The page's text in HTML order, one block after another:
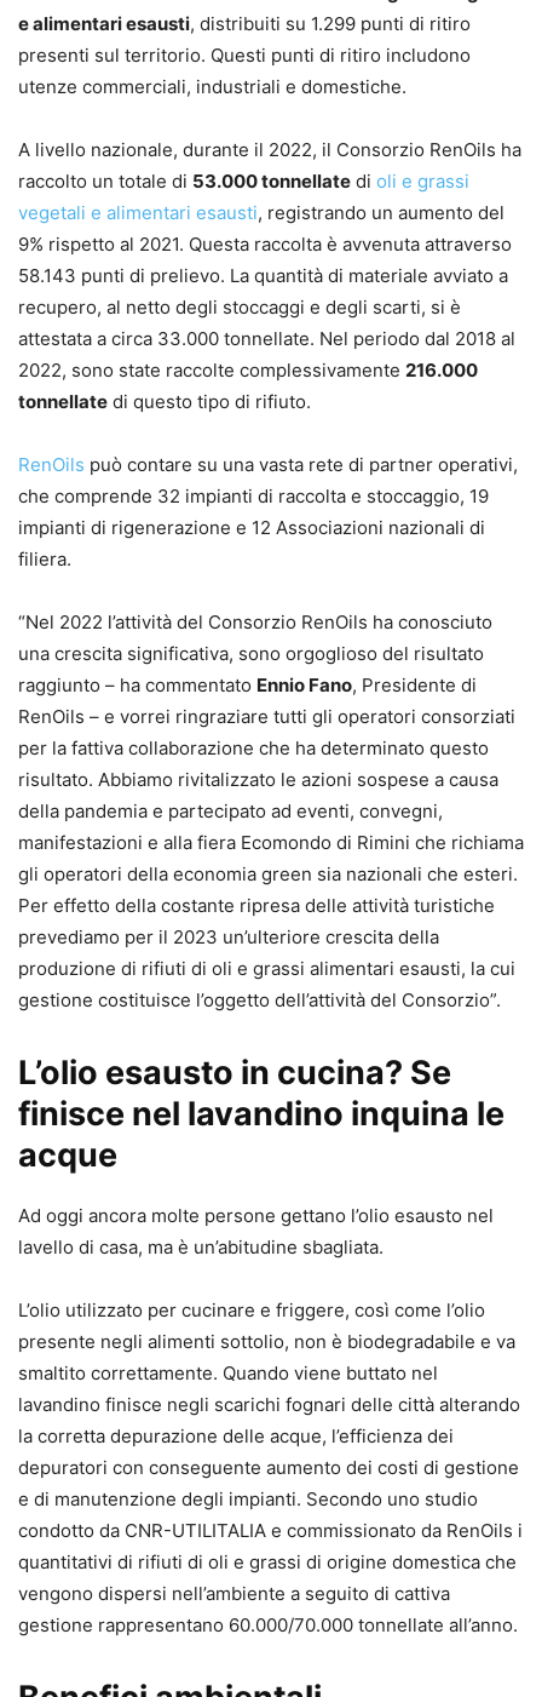
e alimentari esausti, distribuiti su 1.299 punti di ritiro
presenti sul territorio. Questi punti di ritiro includono
utenze commerciali, industriali e domestiche.
A livello nazionale, durante il 2022, il Consorzio RenOils ha
raccolto un totale di 53.000 tonnellate di oli e grassi
vegetali e alimentari esausti, registrando un aumento del
9% rispetto al 2021. Questa raccolta è avvenuta attraverso
58.143 punti di prelievo. La quantità di materiale avviato a
recupero, al netto degli stoccaggi e degli scarti, si è
attestata a circa 33.000 tonnellate. Nel periodo dal 2018 al
2022, sono state raccolte complessivamente 216.000
tonnellate di questo tipo di rifiuto.
RenOils può contare su una vasta rete di partner operativi,
che comprende 32 impianti di raccolta e stoccaggio, 19
impianti di rigenerazione e 12 Associazioni nazionali di
filiera.
“Nel 2022 l’attività del Consorzio RenOils ha conosciuto
una crescita significativa, sono orgoglioso del risultato
raggiunto – ha commentato Ennio Fano, Presidente di
RenOils – e vorrei ringraziare tutti gli operatori consorziati
per la fattiva collaborazione che ha determinato questo
risultato. Abbiamo rivitalizzato le azioni sospese a causa
della pandemia e partecipato ad eventi, convegni,
manifestazioni e alla fiera Ecomondo di Rimini che richiama
gli operatori della economia green sia nazionali che esteri.
Per effetto della costante ripresa delle attività turistiche
prevediamo per il 2023 un’ulteriore crescita della
produzione di rifiuti di oli e grassi alimentari esausti, la cui
gestione costituisce l’oggetto dell’attività del Consorzio”.
L’olio esausto in cucina? Se
finisce nel lavandino inquina le
acque
Ad oggi ancora molte persone gettano l’olio esausto nel
lavello di casa, ma è un’abitudine sbagliata.
L’olio utilizzato per cucinare e friggere, così come l’olio
presente negli alimenti sottolio, non è biodegradabile e va
smaltito correttamente. Quando viene buttato nel
lavandino finisce negli scarichi fognari delle città alterando
la corretta depurazione delle acque, l’efficienza dei
depuratori con conseguente aumento dei costi di gestione
e di manutenzione degli impianti. Secondo uno studio
condotto da CNR-UTILITALIA e commissionato da RenOils i
quantitativi di rifiuti di oli e grassi di origine domestica che
vengono dispersi nell’ambiente a seguito di cattiva
gestione rappresentano 60.000/70.000 tonnellate all’anno.